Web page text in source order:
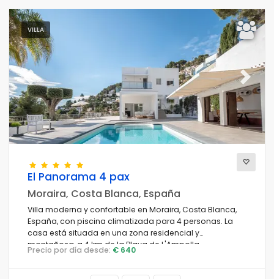
Confort
Servicios
Vistas
Categorías adicionales
VILLA
Previous Next
El Panorama 4 pax
Moraira, Costa Blanca, España
Villa moderna y confortable en Moraira, Costa Blanca,
España, con piscina climatizada para 4 personas. La
casa está situada en una zona residencial y
montañosa, a 4 km de la Playa de L'Ampolla.
Precio por día desde: € 640